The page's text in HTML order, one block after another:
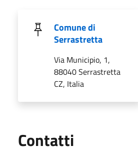
Comune di
Serrastretta
Via Municipio, 1,
88040 Serrastretta
CZ, Italia
Contatti